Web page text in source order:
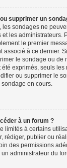
supprimer un
sondages ne
et les administrateurs.
le premier
à ce dernier.
le sondage ou de
exprimés, seuls les
ou supprimer le
sondage en cours.
à un forum ?
limités à certains
rédiger, publier ou
des permissions
administrateur du